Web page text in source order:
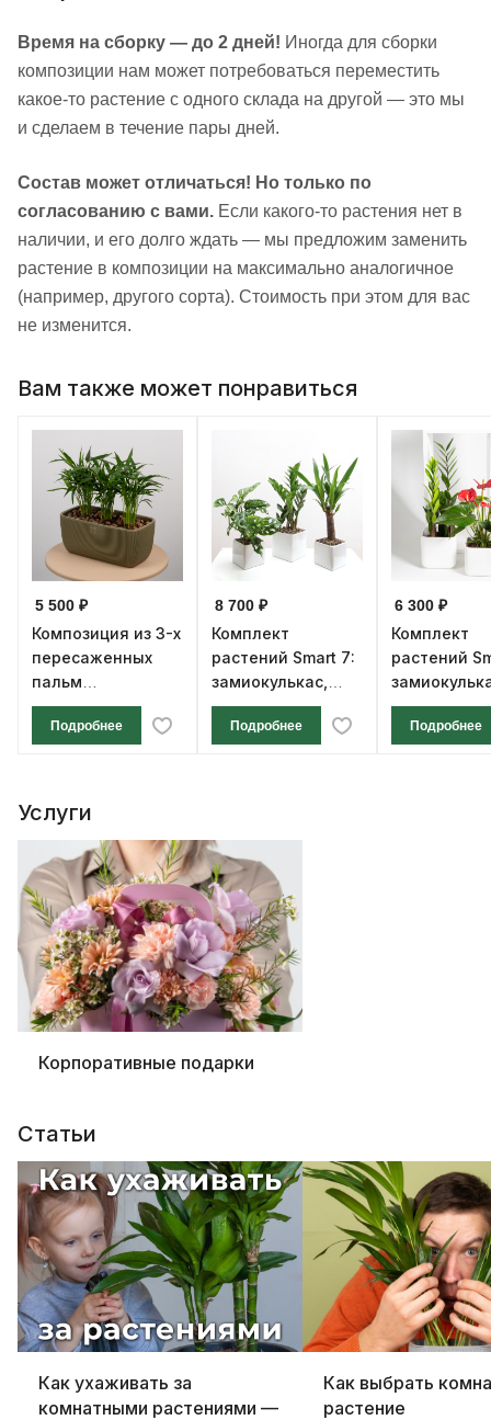
Время на сборку — до 2 дней! Иногда для сборки
композиции нам может потребоваться переместить
какое-то растение с одного склада на другой — это мы
и сделаем в течение пары дней.
Состав может отличаться! Но только по
согласованию с вами. Если какого-то растения нет в
наличии, и его долго ждать — мы предложим заменить
растение в композиции на максимально аналогичное
(например, другого сорта). Стоимость при этом для вас
не изменится.
Вам также может понравиться
5 500 ₽
Композиция из 3-х
пересаженных
пальм
хризалидокарпусов
в оливковом
Подробнее
8 700 ₽
Комплект
растений Smart 7:
замиокулькас,
монстера и юкка
Подробнее
6 300 ₽
Комплект
растений
антуриум
Подробнее
Услуги
Корпоративные подарки
Статьи
Как ухаживать за
комнатными растениями —
Как выбрать
растение